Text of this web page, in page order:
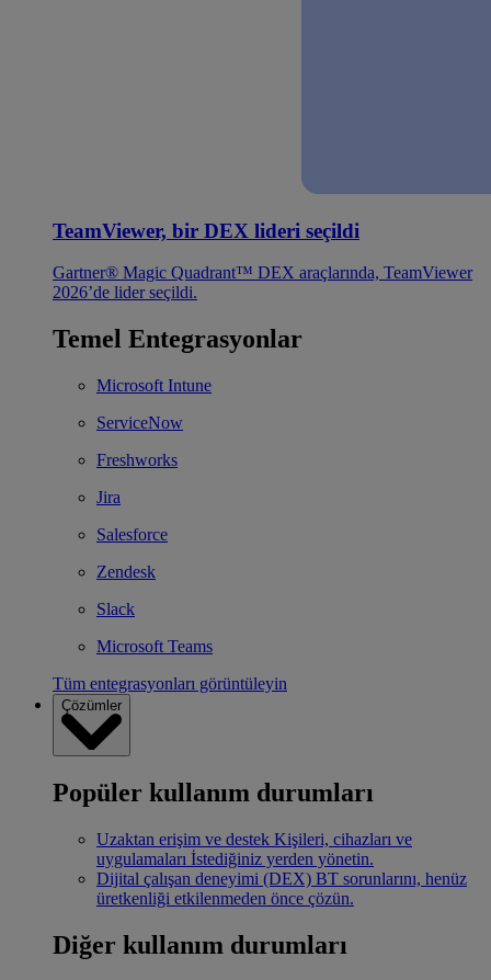
TeamViewer, bir DEX lideri seçildi
Gartner® Magic Quadrant™ DEX araçlarında, TeamViewer
2026’de lider seçildi.
Temel Entegrasyonlar
Microsoft Intune
ServiceNow
Freshworks
Jira
Salesforce
Zendesk
Slack
Microsoft Teams
Tüm entegrasyonları görüntüleyin
Çözümler
Popüler kullanım durumları
Uzaktan erişim ve destek Kişileri, cihazları ve
uygulamaları İstediğiniz yerden yönetin.
Dijital çalışan deneyimi (DEX) BT sorunlarını, henüz
üretkenliği etkilenmeden önce çözün.
Diğer kullanım durumları